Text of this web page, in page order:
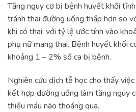
Tăng nguy cơ bị bệnh huyết khối
tránh thai đường uống thấp hơn so
khi có thai, với tỷ lệ ước tính vào
phụ nữ mang thai. Bệnh huyết khối
khoảng 1 – 2% số ca bị bệnh.
Nghiên cứu dịch tễ học cho thấy
kết hợp đường uống làm tăng nguy
thiếu máu não thoáng qua.